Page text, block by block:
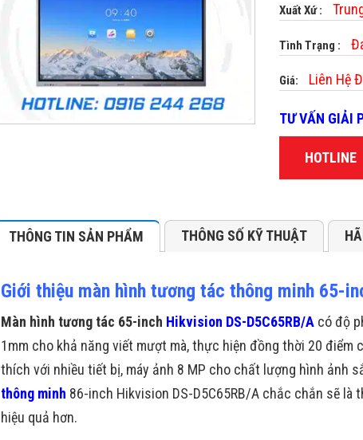
Xuất Xứ :
Tình Trạng :
Giá: Liên Hệ
TƯ VẤN GIẢI
HOTLINE
THÔNG TIN SẢN PHẨM THÔNG SỐ KỸ THUẬT
Giới thiệu màn hình tương tác thông minh 65-
Màn hình tương tác 65-inch Hikvision DS-D5C65RB/A có độ
1mm cho khả năng viết mượt mà, thực hiện đồng thời 20 điểm
thích với nhiều tiết bị, máy ảnh 8 MP cho chất lượng hình ảnh
thông minh 86-inch Hikvision DS-D5C65RB/A chắc chắn sẽ là
hiệu quả hơn.